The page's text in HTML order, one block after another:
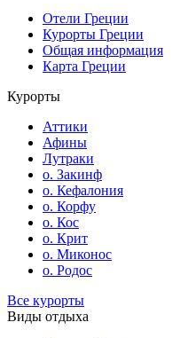
Отели Греции
Курорты Греции
Общая информация
Карта Греции
Курорты
Аттики
Афины
Лутраки
о. Закинф
о. Кефалония
о. Корфу
о. Кос
о. Крит
о. Миконос
о. Родос
Все курорты
Виды отдыха